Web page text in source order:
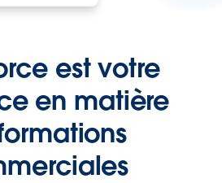
est votre
en matière